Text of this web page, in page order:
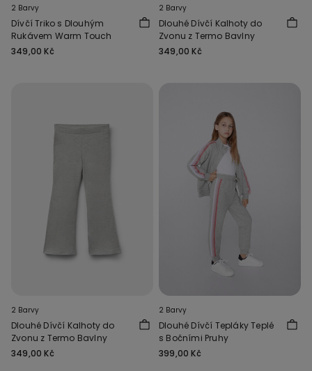
2 Barvy
Dívčí Triko s Dlouhým
Rukávem Warm Touch
349,00 Kč
2 Barvy
Dlouhé Dívčí Kalhoty do
Zvonu z Termo Bavlny
349,00 Kč
2 Barvy
Dlouhé Dívčí Kalhoty do
Zvonu z Termo Bavlny
349,00 Kč
2 Barvy
Dlouhé Dívčí Tepláky Teplé
s Bočními Pruhy
399,00 Kč